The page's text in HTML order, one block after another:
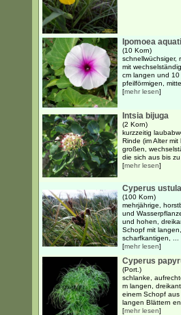
Ipomoea
(10 Korn)
schnellwüchsiger,
mit
cm langen und 10
pfeilförmigen,
[mehr lesen]
Intsia bijuga
(2 Korn)
kurzzeitig
Rinde (im Alter
großen,
die sich aus bis
[mehr lesen]
Cyperus
(100 Korn)
mehrjährige,
und
und hohen,
Schopf mit
scharfkantigen, ...
[mehr lesen]
Cyperus
(Port.)
schlanke,
m langen,
einem Schopf
langen Blättern
[mehr lesen]